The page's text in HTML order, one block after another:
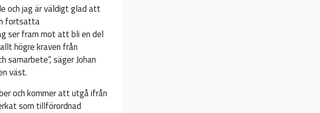
och jag är väldigt glad att
fortsatta
ser fram mot att bli en del
högre kraven från
säger Johan
väst.
och kommer att utgå ifrån
som tillförordnad